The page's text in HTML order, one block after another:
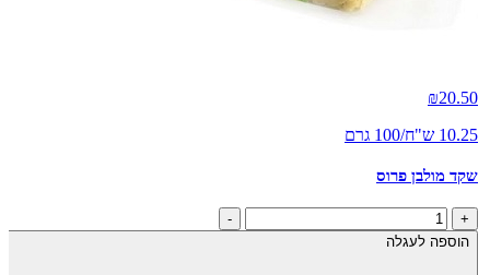
₪20.50
10.25 ש"ח/100 גרם
שקד מולבן פרוס
+
כמות
של
-
הוספה לעגלה